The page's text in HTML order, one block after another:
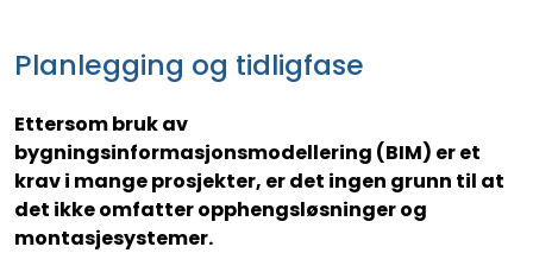
Planlegging og tidligfase
Ettersom bruk av
bygningsinformasjonsmodellering (BIM) er et
krav i mange prosjekter, er det ingen grunn til at
det ikke omfatter opphengsløsninger og
montasjesystemer.
Nyttige verktøy
Kontakt oss